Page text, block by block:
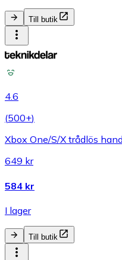
Till butik
4.6
(500+)
Xbox One/S/X trådlös
649 kr
584 kr
I lager
Till butik